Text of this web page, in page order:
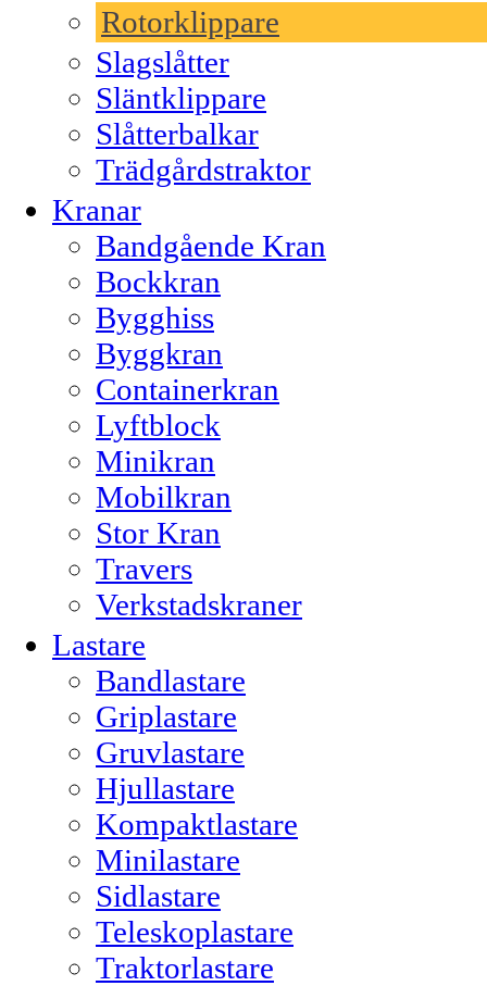
Rotorklippare
Slagslåtter
Släntklippare
Slåtterbalkar
Trädgårdstraktor
Kranar
Bandgående Kran
Bockkran
Bygghiss
Byggkran
Containerkran
Lyftblock
Minikran
Mobilkran
Stor Kran
Travers
Verkstadskraner
Lastare
Bandlastare
Griplastare
Gruvlastare
Hjullastare
Kompaktlastare
Minilastare
Sidlastare
Teleskoplastare
Traktorlastare